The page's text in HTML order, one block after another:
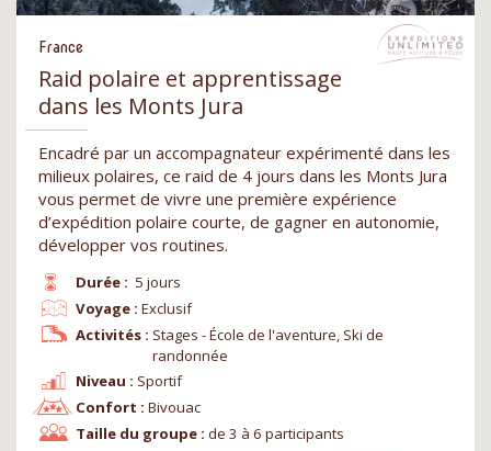
France
Raid polaire et apprentissage
dans les Monts Jura
Encadré par un accompagnateur expérimenté dans les
milieux polaires, ce raid de 4 jours dans les Monts Jura
vous permet de vivre une première expérience
d’expédition polaire courte, de gagner en autonomie,
développer vos routines.
Durée : 5 jours
Niveau : Sportif
Voyage : Exclusif
Confort : Bivouac
Activités : Stages - École de l'aventure, Ski de
randonnée
Taille du groupe : de 3 à 6 participants